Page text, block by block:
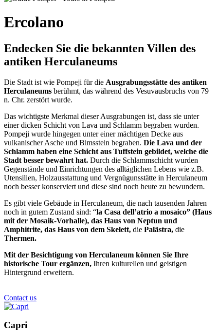
Ercolano
Endecken Sie die bekannten Villen des
antiken Herculaneums
Die Stadt ist wie Pompeji für die Ausgrabungsstätte des antiken
Herculaneums berühmt, das während des Vesuvausbruchs von 79
n. Chr. zerstört wurde.
Das wichtigste Merkmal dieser Ausgrabungen ist, dass sie unter
einer dicken Schicht von Lava und Schlamm begraben wurden.
Pompeji wurde hingegen unter einer mächtigen Decke aus
vulkanischer Asche und Bimsstein begraben. Die Lava und der
Schlamm haben eine Schicht aus Tuffstein gebildet, welche die
Stadt besser bewahrt hat. Durch die Schlammschicht wurden
Gegenstände und Einrichtungen des alltäglichen Lebens wie z.B.
Utensilien, Holzausstattung und Vergnügunsstätte in Herculaneum
noch besser konserviert und diese sind noch heute zu bewundern.
Es gibt viele Gebäude in Herculaneum, die nach tausenden Jahren
noch in gutem Zustand sind: “la Casa dell’atrio a mosaico” (Haus
mit der Mosaik-Vorhalle), das Haus von Neptun und
Amphitrite, das Haus von dem Skelett, die Palästra, die
Thermen.
Mit der Besichtigung von Herculaneum können Sie Ihre
historische Tour ergänzen, Ihren kulturellen und geistigen
Hintergrund erweitern.
Contact us
Capri